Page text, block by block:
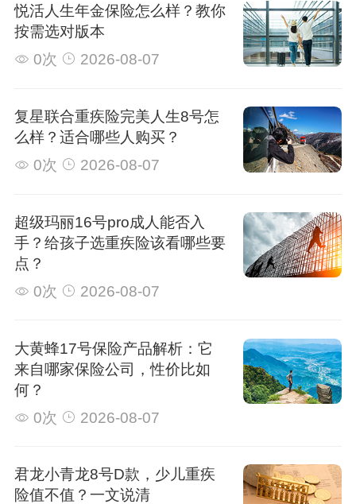
悦活人生年金保险怎么样？教你
按需选对版本
0次
2026-08-07
复星联合重疾险完美人生8号怎
么样？适合哪些人购买？
0次
2026-08-07
超级玛丽16号pro成人能否入
手？给孩子选重疾险该看哪些要
点？
0次
2026-08-07
大黄蜂17号保险产品解析：它
来自哪家保险公司，性价比如
何？
0次
2026-08-07
君龙小青龙8号D款，少儿重疾
险值不值？一文说清